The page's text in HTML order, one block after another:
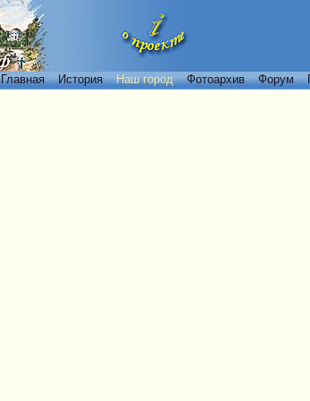
Главная История Наш город Фотоархив Форум